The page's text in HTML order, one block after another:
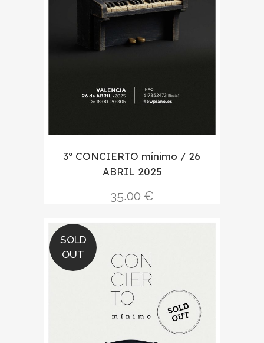
3º CONCIERTO mínimo / 26
ABRIL 2025
35.00 €
SOLD
OUT